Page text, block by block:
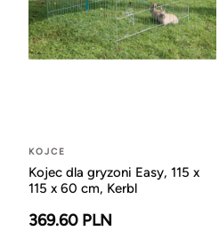
KOJCE
Kojec dla gryzoni Easy, 115 x
115 x 60 cm, Kerbl
369.60 PLN